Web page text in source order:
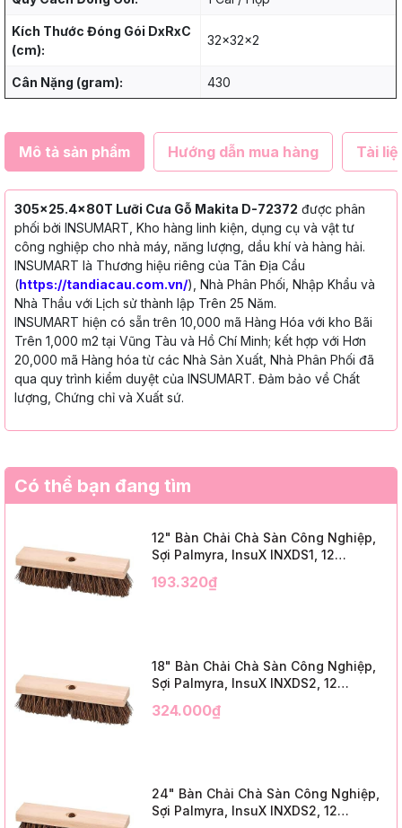
Kích Thước Đóng Gói DxRxC
(cm):
32x32x2
Cân Nặng (gram): 430
Mô tả sản phẩm Hướng dẫn mua hàng Tài
305x25.4x80T Lưỡi Cưa Gỗ Makita D-72372 được phân
phối bởi INSUMART, Kho hàng linh kiện, dụng cụ và vật tư
công nghiệp cho nhà máy, năng lượng, dầu khí và hàng hải.
INSUMART là Thương hiệu riêng của Tân Địa Cầu
(https://tandiacau.com.vn/), Nhà Phân Phối, Nhập Khẩu và
Nhà Thầu với Lịch sử thành lập Trên 25 Năm.
INSUMART hiện có sẵn trên 10,000 mã Hàng Hóa với kho Bãi
Trên 1,000 m2 tại Vũng Tàu và Hồ Chí Minh; kết hợp với Hơn
20,000 mã Hàng hóa từ các Nhà Sản Xuất, Nhà Phân Phối đã
qua quy trình kiểm duyệt của INSUMART. Đảm bảo về Chất
lượng, Chứng chỉ và Xuất sứ.
Có thể bạn đang tìm
12" Bàn Chải Chà Sàn Công Nghiệp,
Sợi Palmyra, InsuX INXDS1, 12
Trim)
193.320₫
18" Bàn Chải Chà Sàn Công Nghiệp,
Sợi Palmyra, InsuX INXDS2, 12
Trim)
324.000₫
24" Bàn Chải Chà Sàn Công Nghiệp,
Sợi Palmyra, InsuX INXDS2, 12